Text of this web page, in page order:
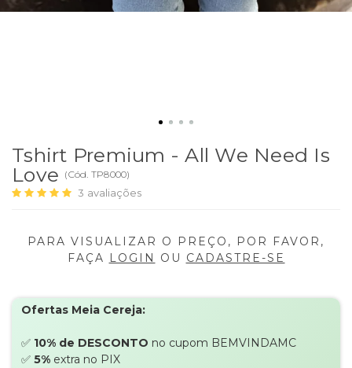
Tshirt Premium - All We Need Is
Love (Cód. TP8000)
3 avaliações
PARA VISUALIZAR O PREÇO, POR FAVOR,
FAÇA LOGIN OU CADASTRE-SE
Ofertas Meia Cereja:
✅ 10% de DESCONTO no cupom BEMVINDAMC
✅ 5% extra no PIX